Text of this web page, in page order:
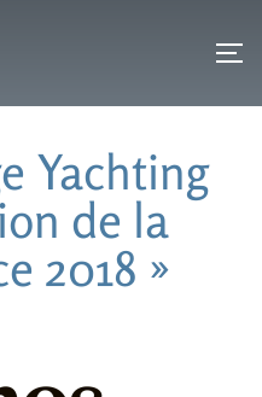
Yachting
de la
2018 »